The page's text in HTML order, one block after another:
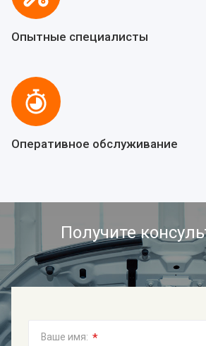
Опытные специалисты
Оперативное обслуживание
Получите
Ваше имя: *